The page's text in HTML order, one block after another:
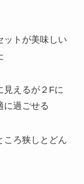
ットが美味しい
見えるが２Fに
に過ごせる
ころ狭しとどん